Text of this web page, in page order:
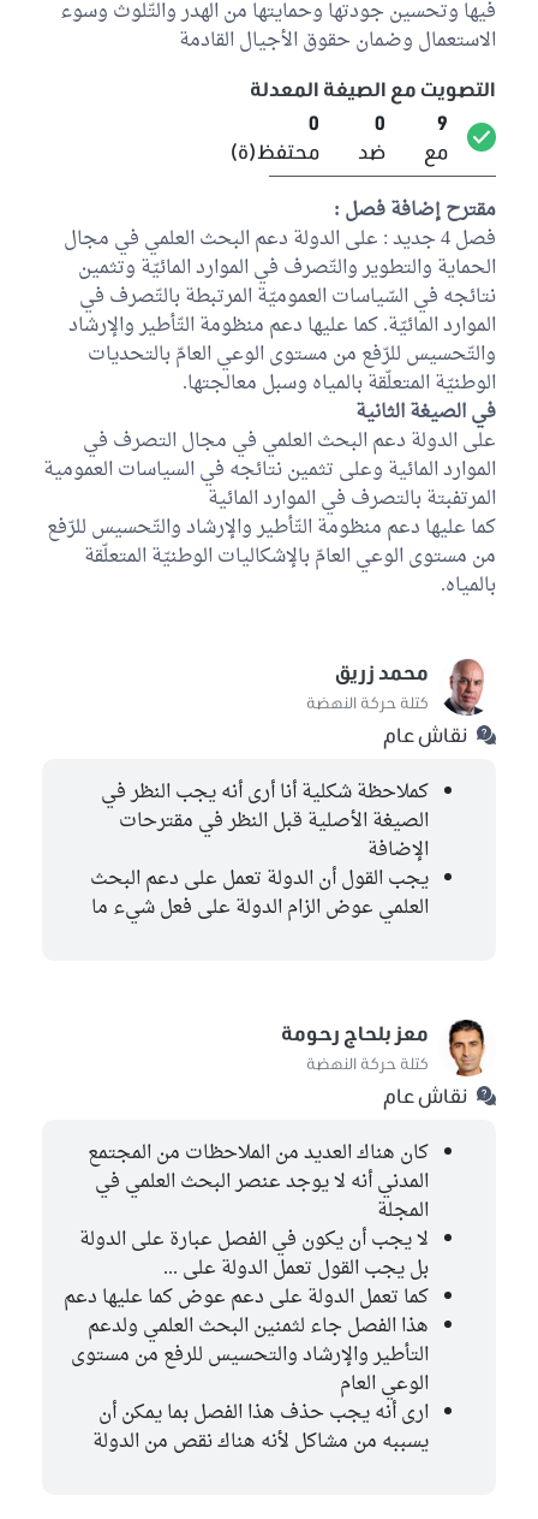
فيها وتحسين جودتها وحمايتها من الهدر والتّلوث وسوء
الاستعمال وضمان حقوق الأجيال القادمة
التصويت مع الصيغة المعدلة
9
مع
0
ضد
0
محتفظ(ة)
مقترح إضافة فصل :
فصل 4 جديد : على الدولة دعم البحث العلمي في مجال
الحماية والتطوير والتّصرف في الموارد المائيّة وتثمين
نتائجه في السّياسات العموميّة المرتبطة بالتّصرف في
الموارد المائيّة. كما عليها دعم منظومة التّأطير والإرشاد
والتّحسيس للرّفع من مستوى الوعي العامّ بالتحديات
الوطنيّة المتعلّقة بالمياه وسبل معالجتها.
في الصيغة الثانية
على الدولة دعم البحث العلمي في مجال التصرف في
الموارد المائية وعلى تثمين نتائجه في السياسات العمومية
المرتفبتة بالتصرف في الموارد المائية
كما عليها دعم منظومة التّأطير والإرشاد والتّحسيس للرّفع
من مستوى الوعي العامّ بالإشكاليات الوطنيّة المتعلّقة
بالمياه.
محمد زريق
كتلة حركة النهضة
نقاش عام
كملاحظة شكلية أنا أرى أنه يجب النظر في
الصيغة الأصلية قبل النظر في مقترحات
الإضافة
يجب القول أن الدولة تعمل على دعم البحث
العلمي عوض الزام الدولة على فعل شيء ما
معز بلحاج رحومة
كتلة حركة النهضة
نقاش عام
كان هناك العديد من الملاحظات من المجتمع
المدني أنه لا يوجد عنصر البحث العلمي في
المجلة
لا يجب أن يكون في الفصل عبارة على الدولة
بل يجب القول تعمل الدولة على ...
كما تعمل الدولة على دعم عوض كما عليها دعم
هذا الفصل جاء لثمنين البحث العلمي ولدعم
التأطير والإرشاد والتحسيس للرفع من مستوى
الوعي العام
ارى أنه يجب حذف هذا الفصل بما يمكن أن
يسببه من مشاكل لأنه هناك نقص من الدولة